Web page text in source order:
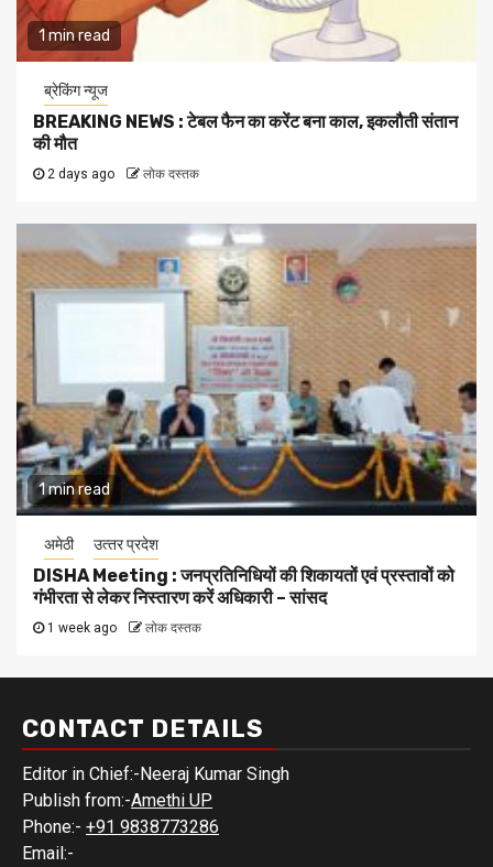
1 min read
ब्रेकिंग न्यूज
BREAKING NEWS : टेबल फैन का करेंट बना काल, इकलौती संतान
की मौत
2 days ago लोक दस्तक
1 min read
अमेठी उत्‍तर प्रदेश
DISHA Meeting : जनप्रतिनिधियों की शिकायतों एवं प्रस्तावों को
गंभीरता से लेकर निस्तारण करें अधिकारी – सांसद
1 week ago लोक दस्तक
CONTACT DETAILS
Editor in Chief:-Neeraj Kumar Singh
Publish from:-Amethi UP
Phone:- +91 9838773286
Email:-